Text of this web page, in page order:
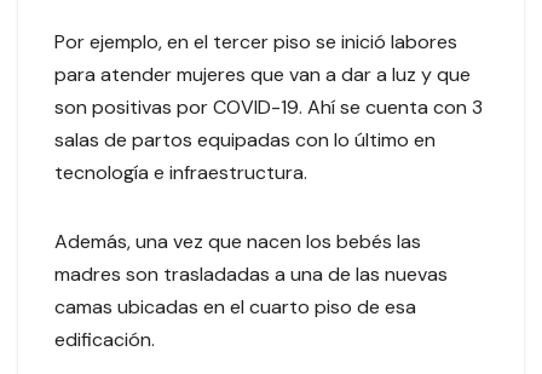
Por ejemplo, en el tercer piso se inició labores
para atender mujeres que van a dar a luz y que
son positivas por COVID-19. Ahí se cuenta con 3
salas de partos equipadas con lo último en
tecnología e infraestructura.
Además, una vez que nacen los bebés las
madres son trasladadas a una de las nuevas
camas ubicadas en el cuarto piso de esa
edificación.